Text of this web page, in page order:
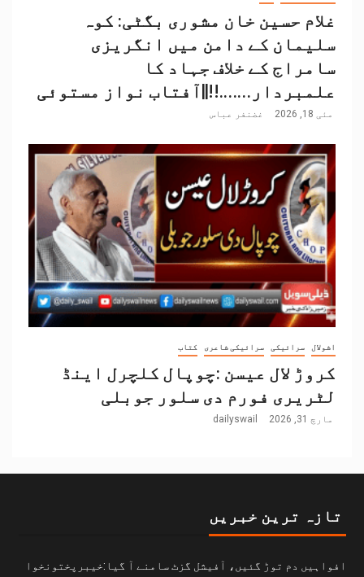
غلام حسین خان مشوری بگٹی: کوہ
سلیمان کے دامن میں انگریزی
سامراج کے خلاف جہاد کا
علمبردار…….!!||آفتاب نواز مستوئی
مئی 18, 2026 غضنفر عباس
اشولال سرائیکی سرائیکی شاعری کتاب
کروڑ لال عیسن :چوپال کلچرل اینڈ
لٹریری فورم دی سلور جوبلی
مارچ 31, 2026 dailyswail
تازہ ترین خبریں
افواہیں دم توڑ گئیں، آفیشل گزٹ سامنے آ گیا:خیبرپختونخوا